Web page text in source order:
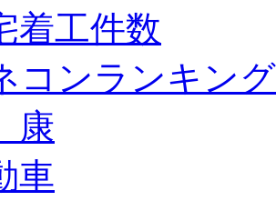
着工件数
コンランキング
車